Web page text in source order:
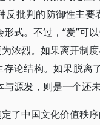
批判的防御性主要
式。不过，“爱”可
浓烈。如果离开制
存论结构。如果脱
源发，则是一个还
了中国文化价值秩